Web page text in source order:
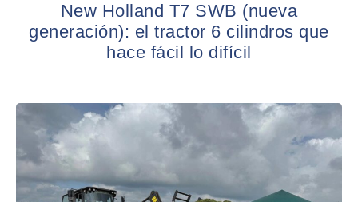
New Holland T7 SWB (nueva
generación): el tractor 6 cilindros que
hace fácil lo difícil